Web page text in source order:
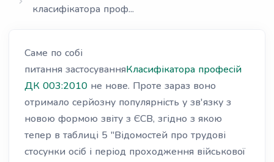
класифікатора проф...
Саме по собі
питання застосуванняКласифікатора професій
ДК 003:2010 не нове. Проте зараз воно
отримало серйозну популярність у зв'язку з
новою формою звіту з ЄСВ, згідно з якою
тепер в таблиці 5 "Відомостей про трудові
стосунки осіб і період проходження військової